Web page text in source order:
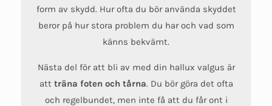
form av skydd. Hur ofta du bör använda skyddet
beror på hur stora problem du har och vad som
känns bekvämt.
Nästa del för att bli av med din hallux valgus är
att träna foten och tårna. Du bör göra det ofta
och regelbundet, men inte få att du får ont i